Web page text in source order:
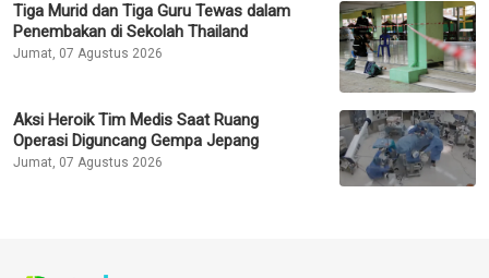
Tiga Murid dan Tiga Guru Tewas dalam
Penembakan di Sekolah Thailand
Jumat, 07 Agustus 2026
Aksi Heroik Tim Medis Saat Ruang
Operasi Diguncang Gempa Jepang
Jumat, 07 Agustus 2026